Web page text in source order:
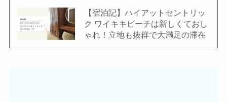
【宿泊記】ハイアットセントリッ
ク ワイキキビーチは新しくておし
ゃれ！立地も抜群で大満足の滞在